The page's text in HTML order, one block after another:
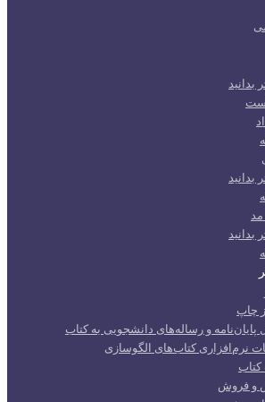
بدانید
بدانید
بدانید
چاپ
پایان‌نامه و رساله‌های دانشجویی به کتاب
نرم‌افزاری کتاب‌های الگوسازی
و فروش